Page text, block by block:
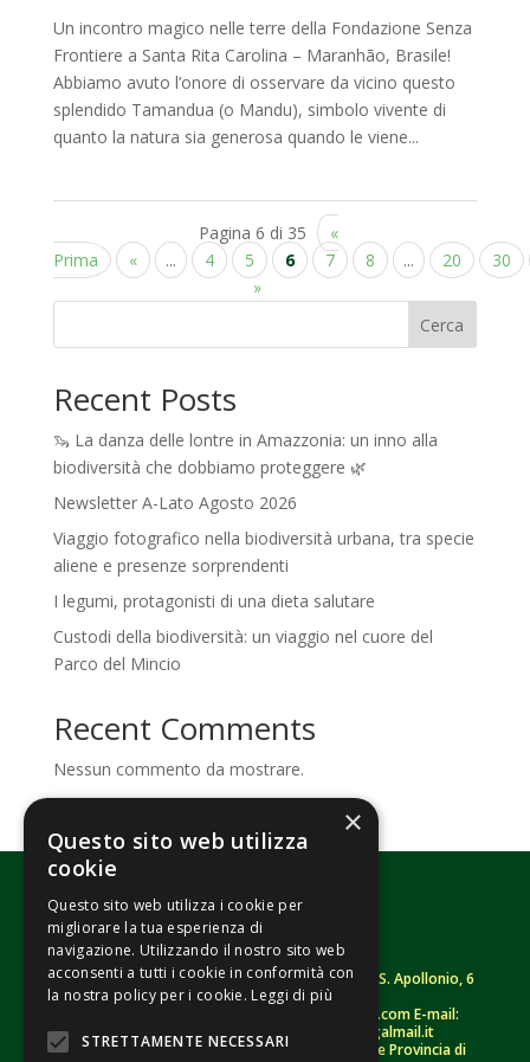
Un incontro magico nelle terre della Fondazione Senza
Frontiere a Santa Rita Carolina – Maranhão, Brasile!
Abbiamo avuto l’onore di osservare da vicino questo
splendido Tamandua (o Mandu), simbolo vivente di
quanto la natura sia generosa quando le viene...
Pagina 6 di 35
«
Prima
« ... 4 5 6 7 8 ... 20
30
»
Cerca
Recent Posts
🦦 La danza delle lontre in Amazzonia: un inno alla
biodiversità che dobbiamo proteggere 🌿
Newsletter A-Lato Agosto 2026
Viaggio fotografico nella biodiversità urbana, tra specie
aliene e presenze sorprendenti
I legumi, protagonisti di una dieta salutare
Custodi della biodiversità: un viaggio nel cuore del
Parco del Mincio
Recent Comments
Nessun commento da mostrare.
Fondazione Senza Frontiere – ETS |Strada S. Apollonio, 6
– 46042 Castel Goffredo (MN)
– Sito: www.senzafrontiere.com E-mail:
tenuapol@gmail.com– Pec:tenuapol@legalmail.it
C. F. 90008460207 – Registro persone giuridiche Provincia di
×
Questo sito web utilizza
cookie
Questo sito web utilizza i cookie per
migliorare la tua esperienza di
navigazione. Utilizzando il nostro sito web
acconsenti a tutti i cookie in conformità con
la nostra policy per i cookie. Leggi di più
STRETTAMENTE NECESSARI